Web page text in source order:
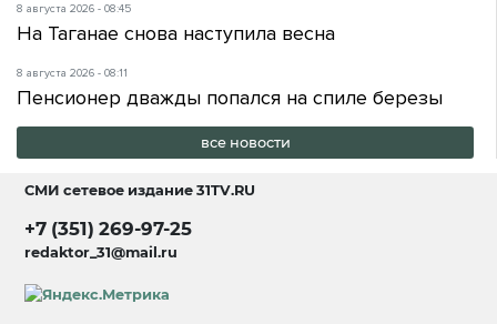
8 августа 2026 - 08:45
На Таганае снова наступила весна
8 августа 2026 - 08:11
Пенсионер дважды попался на спиле березы
все новости
СМИ сетевое издание31TV.RU
+7 (351) 269-97-25
redaktor_31@mail.ru